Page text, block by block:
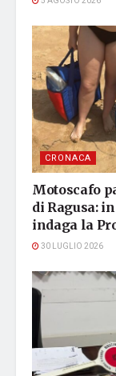
CRONACA
Motoscafo
di Ragusa:
indaga la
30 LUGLIO 2026